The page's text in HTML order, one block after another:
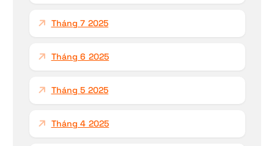
Tháng 7 2025
Tháng 6 2025
Tháng 5 2025
Tháng 4 2025